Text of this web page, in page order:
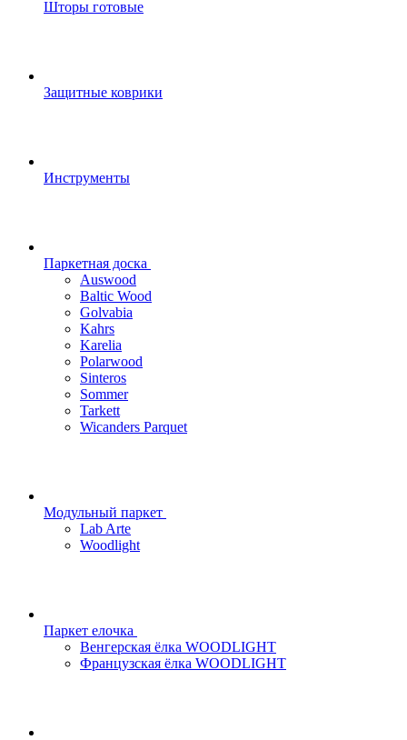
Шторы готовые
Защитные коврики
Инструменты
Паркетная доска
Auswood
Baltic Wood
Golvabia
Kahrs
Karelia
Polarwood
Sinteros
Sommer
Tarkett
Wicanders Parquet
Модульный паркет
Lab Arte
Woodlight
Паркет елочка
Венгерская ёлка WOODLIGHT
Французская ёлка WOODLIGHT